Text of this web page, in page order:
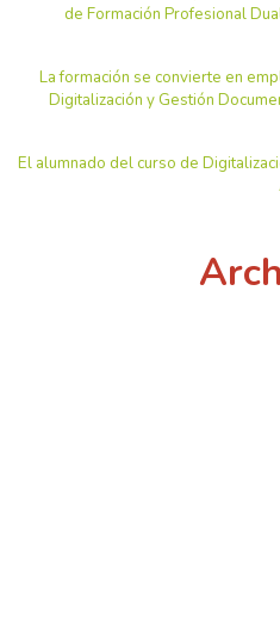
de Formación Profesional
La formación se convierte en
Digitalización y Gestión
El alumnado del curso de